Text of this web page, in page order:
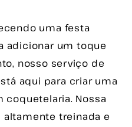
uma festa
adicionar um toque
nosso serviço de
aqui para criar uma
coquetelaria. Nossa
treinada e